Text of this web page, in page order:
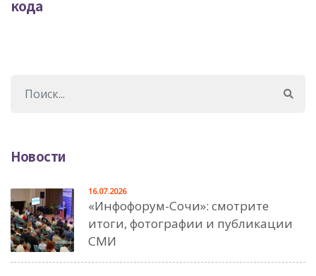
кода
Новости
«Инфофорум-Сочи»: смотрите
итоги, фотографии и публикации
СМИ
16.07.2026